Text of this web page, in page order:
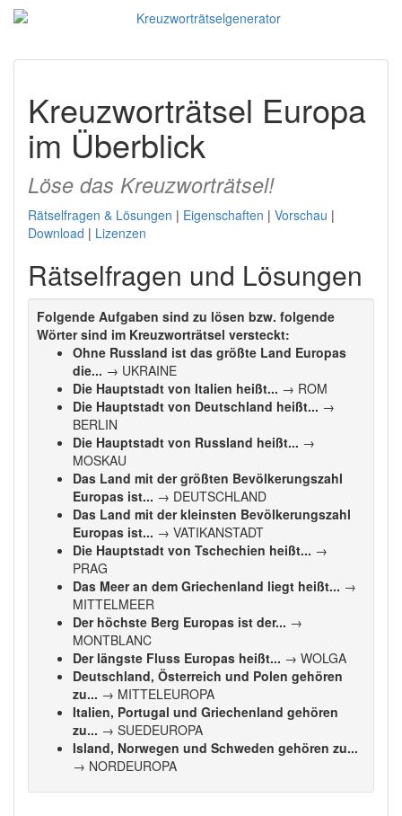
Kreuzworträtsel Europa
im Überblick
Löse das Kreuzworträtsel!
Rätselfragen & Lösungen | Eigenschaften | Vorschau |
Download | Lizenzen
Rätselfragen und Lösungen
Folgende Aufgaben sind zu lösen bzw. folgende
Wörter sind im Kreuzworträtsel versteckt:
Ohne Russland ist das größte Land Europas
die... → UKRAINE
Die Hauptstadt von Italien heißt... → ROM
Die Hauptstadt von Deutschland heißt... →
BERLIN
Die Hauptstadt von Russland heißt... →
MOSKAU
Das Land mit der größten Bevölkerungszahl
Europas ist... → DEUTSCHLAND
Das Land mit der kleinsten Bevölkerungszahl
Europas ist... → VATIKANSTADT
Die Hauptstadt von Tschechien heißt... →
PRAG
Das Meer an dem Griechenland liegt heißt... →
MITTELMEER
Der höchste Berg Europas ist der... →
MONTBLANC
Der längste Fluss Europas heißt... → WOLGA
Deutschland, Österreich und Polen gehören
zu... → MITTELEUROPA
Italien, Portugal und Griechenland gehören
zu... → SUEDEUROPA
Island, Norwegen und Schweden gehören zu...
→ NORDEUROPA